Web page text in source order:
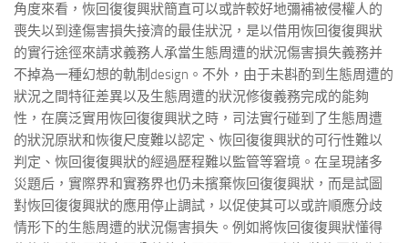
角度來看，恢回復復興狀簡直可以或許較好地彌補被侵權人的
喪失以到達傷害損失接濟的最佳狀況，是以借用恢回復復興狀
的實行途徑來請求義務人承當生態周遭的狀況傷害損失義務并
不掉為一種幻想的軌制design。不外，由于未斟酌到生態周遭的
狀況之間特征差異以及生態周遭的狀況修復義務完成的能夠
性，在廣泛實用恢回復復興狀之時，司法實行碰到了生態周遭
的狀況原狀和恢復尺度難以認定、恢回復復興狀的可行性難以
判定、恢回復復興狀的經過歷程難以監管等窘境。在呈現諸多
災題后，實際界和實務界也仍未擯棄恢回復復興狀，而是試圖
對恢回復復興狀的應用停止調試，以促使其可以或許順應分歧
情形下的生態周遭的狀況傷害損失。例如將恢回復復興狀懂得